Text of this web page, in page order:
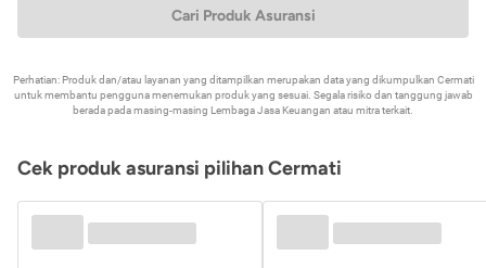
Cari Produk Asuransi
Perhatian: Produk dan/atau layanan yang ditampilkan merupakan data yang dikumpulkan Cermati
untuk membantu pengguna menemukan produk yang sesuai. Segala risiko dan tanggung jawab
berada pada masing-masing Lembaga Jasa Keuangan atau mitra terkait.
Cek produk asuransi pilihan Cermati